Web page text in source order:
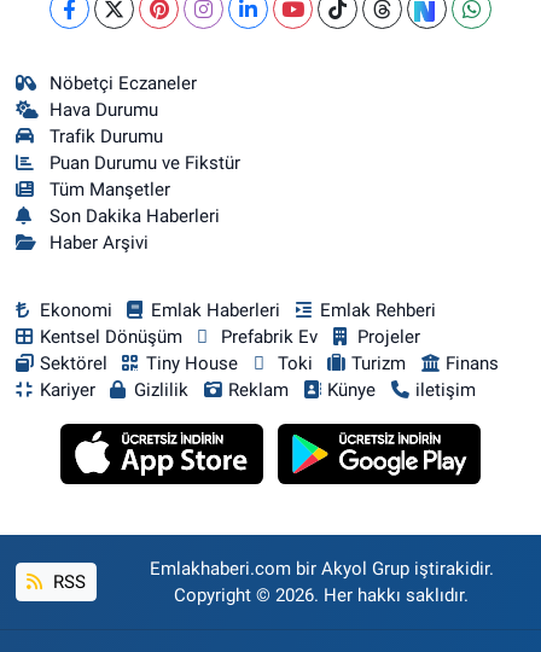
Nöbetçi Eczaneler
Hava Durumu
Trafik Durumu
Puan Durumu ve Fikstür
Tüm Manşetler
Son Dakika Haberleri
Haber Arşivi
Ekonomi Emlak Haberleri
Emlak Rehberi
Kentsel Dönüşüm
Prefabrik Ev
Projeler
Sektörel
Tiny House Toki Turizm
Finans
Kariyer
Gizlilik Reklam Künye iletişim
RSS
Emlakhaberi.com bir Akyol Grup iştirakidir.
Copyright © 2026. Her hakkı saklıdır.